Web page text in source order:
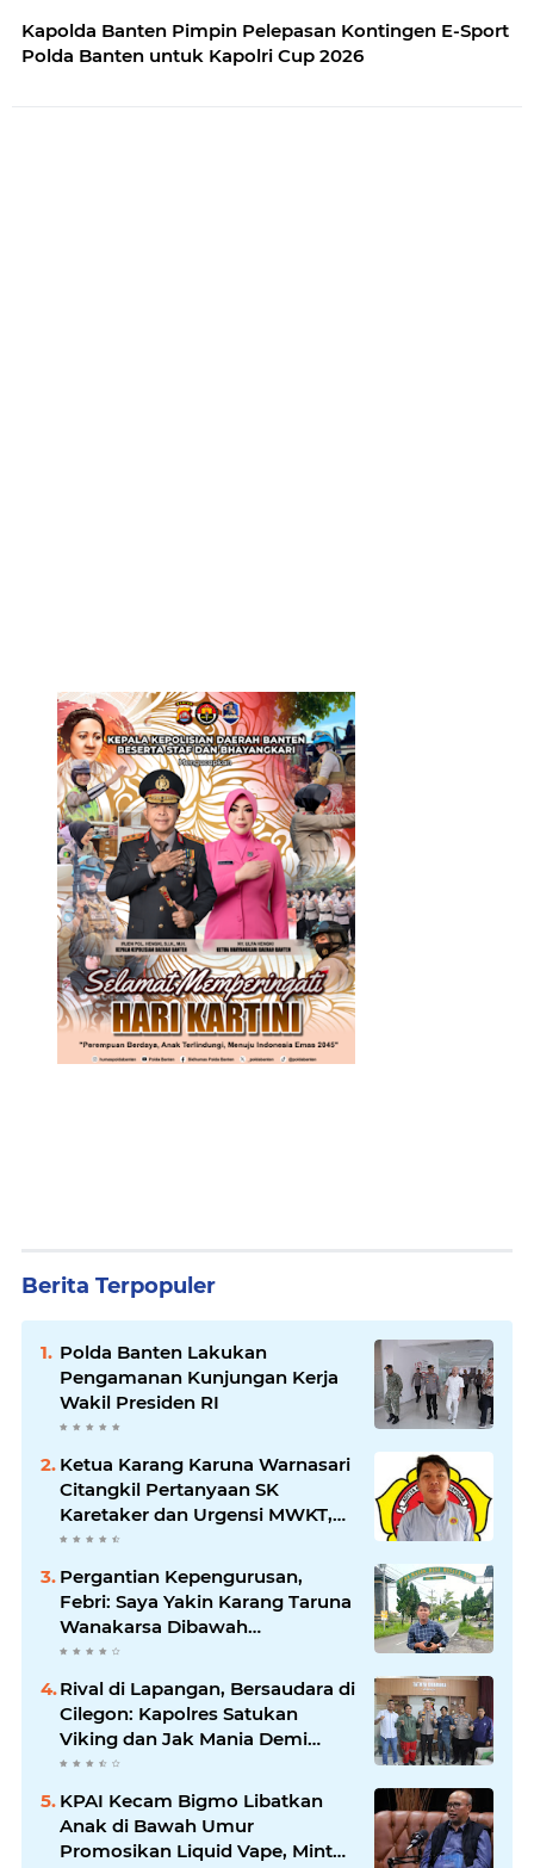
Kapolda Banten Pimpin Pelepasan Kontingen E-Sport
Polda Banten untuk Kapolri Cup 2026
Berita Terpopuler
Polda Banten Lakukan
Pengamanan Kunjungan Kerja
Wakil Presiden RI
Ketua Karang Karuna Warnasari
Citangkil Pertanyaan SK
Karetaker dan Urgensi MWKT,
Saat Suasana Berduka
Pergantian Kepengurusan,
Febri: Saya Yakin Karang Taruna
Wanakarsa Dibawah
Kepemimpinan Bung Entus
Jauh Membawa Manfaat
Rival di Lapangan, Bersaudara di
Cilegon: Kapolres Satukan
Viking dan Jak Mania Demi
Nobar Damai Piala Presiden
KPAI Kecam Bigmo Libatkan
Anak di Bawah Umur
Promosikan Liquid Vape, Minta